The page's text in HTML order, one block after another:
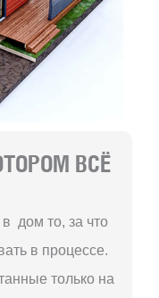
ВСЁ
дом то, за что
в процессе.
только на